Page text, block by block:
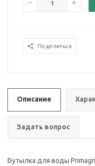
Поделиться
Описание
Задать вопрос
Бутылка для воды